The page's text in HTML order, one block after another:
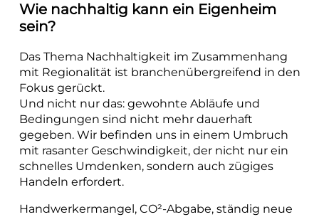
Wie nachhaltig kann ein Eigenheim
sein?
Das Thema Nachhaltigkeit im Zusammenhang
mit Regionalität ist branchenübergreifend in den
Fokus gerückt.
Und nicht nur das: gewohnte Abläufe und
Bedingungen sind nicht mehr dauerhaft
gegeben. Wir befinden uns in einem Umbruch
mit rasanter Geschwindigkeit, der nicht nur ein
schnelles Umdenken, sondern auch zügiges
Handeln erfordert.
Handwerkermangel, CO²-Abgabe, ständig neue